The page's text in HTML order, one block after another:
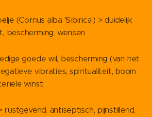
(Cornus alba 'Sibirica') > duidelijk
bescherming, wensen
goede wil, bescherming (van het
vibraties, spiritualiteit, boom
winst
rustgevend, antiseptisch, pijnstillend,